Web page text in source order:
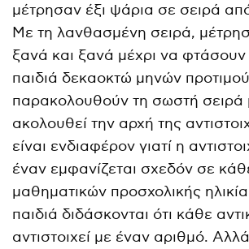
μέτρησαν έξι ψάρια σε σειρά
Με τη λανθασμένη σειρά,
ξανά και ξανά μέχρι να φτάσουν
παιδιά δεκαοκτώ μηνών
παρακολουθούν τη σωστή σειρά
ακολουθεί την αρχή της
είναι ενδιαφέρον γιατί η
έναν εμφανίζεται σχεδόν σε
μαθηματικών προσχολικής
παιδιά διδάσκονται ότι κάθε
αντιστοιχεί με έναν αριθμό. Αλλά